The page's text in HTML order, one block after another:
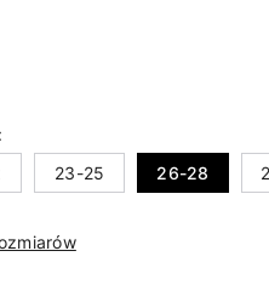
23-25 26-28